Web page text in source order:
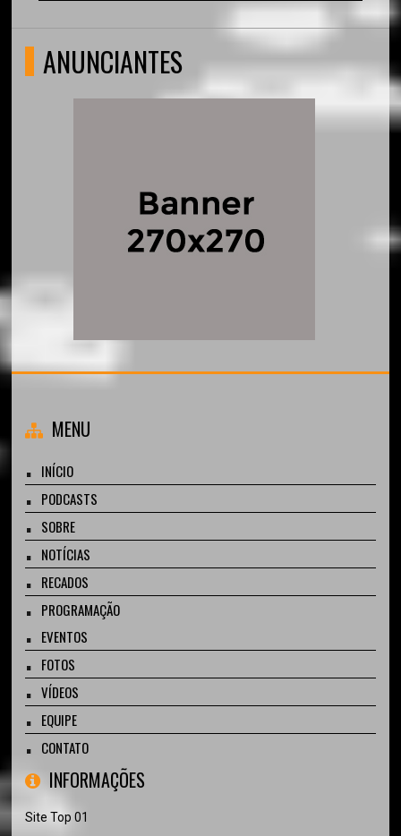
ANUNCIANTES
MENU
INÍCIO
PODCASTS
SOBRE
NOTÍCIAS
RECADOS
PROGRAMAÇÃO
EVENTOS
FOTOS
VÍDEOS
EQUIPE
CONTATO
INFORMAÇÕES
Site Top 01